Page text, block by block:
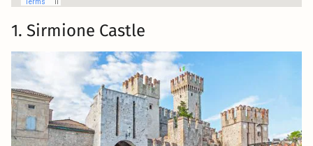
1. Sirmione Castle